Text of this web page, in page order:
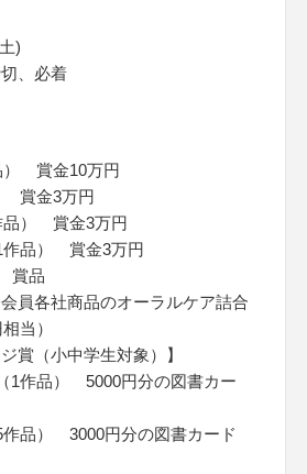
)
、必着
） 賞金10万円
賞金3万円
品） 賞金3万円
作品） 賞金3万円
賞品
員各社商品のオーラルケア詰合
当）
賞（小中学生対象）】
1作品） 5000円分の図書カー
作品） 3000円分の図書カード